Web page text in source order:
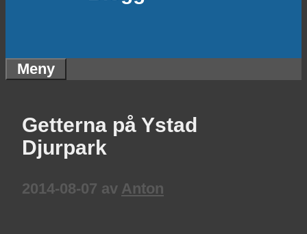
Meny
Getterna på Ystad
Djurpark
2014-08-07 av Anton